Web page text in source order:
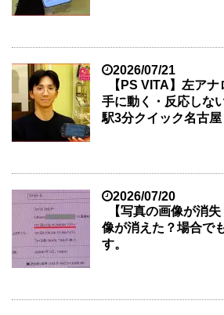
2026/07/21
【PS VITA】左ア
手に動く・反応しな
駅3分クイック名古屋
2026/07/20
【写真の画像が消
像が消えた？場合で
す。